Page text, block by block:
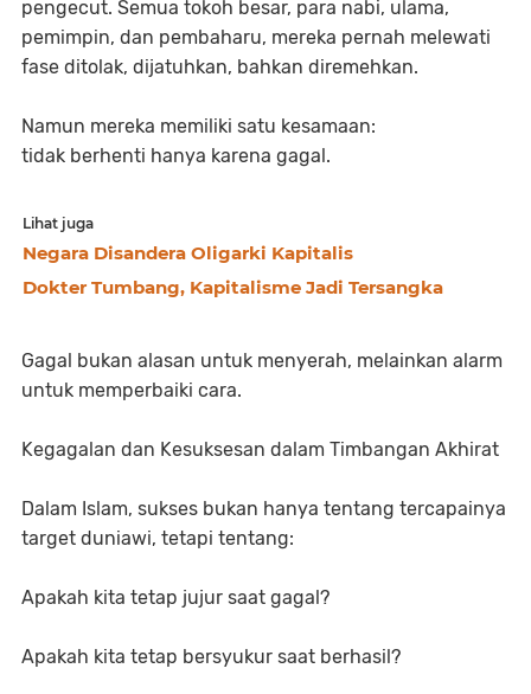
pengecut. Semua tokoh besar, para nabi, ulama,
pemimpin, dan pembaharu, mereka pernah melewati
fase ditolak, dijatuhkan, bahkan diremehkan.
Namun mereka memiliki satu kesamaan:
tidak berhenti hanya karena gagal.
Lihat juga
Negara Disandera Oligarki Kapitalis
Dokter Tumbang, Kapitalisme Jadi Tersangka
Gagal bukan alasan untuk menyerah, melainkan alarm
untuk memperbaiki cara.
Kegagalan dan Kesuksesan dalam Timbangan Akhirat
Dalam Islam, sukses bukan hanya tentang tercapainya
target duniawi, tetapi tentang:
Apakah kita tetap jujur saat gagal?
Apakah kita tetap bersyukur saat berhasil?